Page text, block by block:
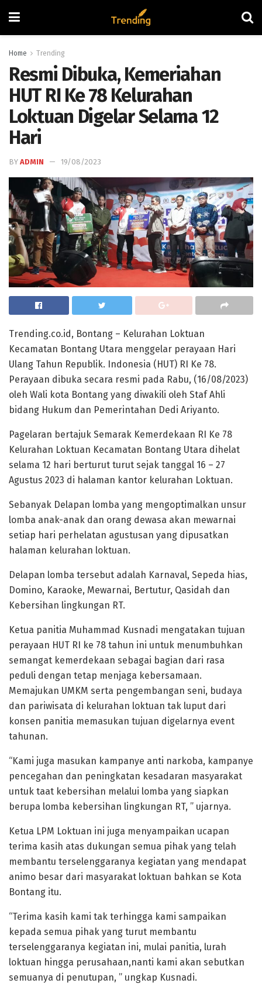
Home Trending
Resmi Dibuka, Kemeriahan
HUT RI Ke 78 Kelurahan
Loktuan Digelar Selama 12
Hari
BY ADMIN 19/08/2023
Trending.co.id, Bontang – Kelurahan Loktuan
Kecamatan Bontang Utara menggelar perayaan Hari
Ulang Tahun Republik. Indonesia (HUT) RI Ke 78.
Perayaan dibuka secara resmi pada Rabu, (16/08/2023)
oleh Wali kota Bontang yang diwakili oleh Staf Ahli
bidang Hukum dan Pemerintahan Dedi Ariyanto.
Pagelaran bertajuk Semarak Kemerdekaan RI Ke 78
Kelurahan Loktuan Kecamatan Bontang Utara dihelat
selama 12 hari berturut turut sejak tanggal 16 – 27
Agustus 2023 di halaman kantor kelurahan Loktuan.
Sebanyak Delapan lomba yang mengoptimalkan unsur
lomba anak-anak dan orang dewasa akan mewarnai
setiap hari perhelatan agustusan yang dipusatkan
halaman kelurahan loktuan.
Delapan lomba tersebut adalah Karnaval, Sepeda hias,
Domino, Karaoke, Mewarnai, Bertutur, Qasidah dan
Kebersihan lingkungan RT.
Ketua panitia Muhammad Kusnadi mengatakan tujuan
perayaan HUT RI ke 78 tahun ini untuk menumbuhkan
semangat kemerdekaan sebagai bagian dari rasa
peduli dengan tetap menjaga kebersamaan.
Memajukan UMKM serta pengembangan seni, budaya
dan pariwisata di kelurahan loktuan tak luput dari
konsen panitia memasukan tujuan digelarnya event
tahunan.
“Kami juga masukan kampanye anti narkoba, kampanye
pencegahan dan peningkatan kesadaran masyarakat
untuk taat kebersihan melalui lomba yang siapkan
berupa lomba kebersihan lingkungan RT, ” ujarnya.
Ketua LPM Loktuan ini juga menyampaikan ucapan
terima kasih atas dukungan semua pihak yang telah
membantu terselenggaranya kegiatan yang mendapat
animo besar dari masyarakat loktuan bahkan se Kota
Bontang itu.
“Terima kasih kami tak terhingga kami sampaikan
kepada semua pihak yang turut membantu
terselenggaranya kegiatan ini, mulai panitia, lurah
loktuan hingga perusahaan,nanti kami akan sebutkan
semuanya di penutupan, ” ungkap Kusnadi.